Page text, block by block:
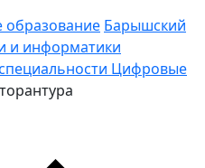
образование Барышский
и информатики
Цифровые